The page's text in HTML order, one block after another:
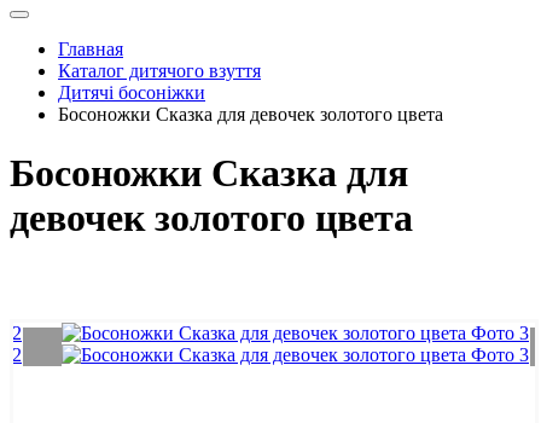
Главная
Каталог дитячого взуття
Дитячі босоніжки
Босоножки Сказка для девочек золотого цвета
Босоножки Сказка для
девочек золотого цвета